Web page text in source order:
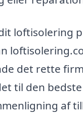
loftisolering
det rette
til den
af